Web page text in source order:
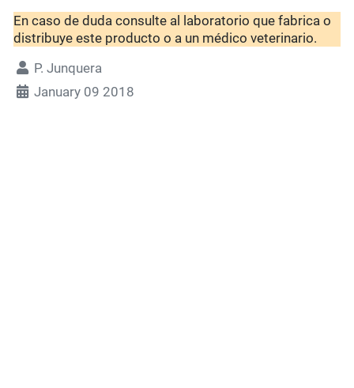
En caso de duda consulte al laboratorio que fabrica o
distribuye este producto o a un médico veterinario.
P. Junquera
January 09 2018